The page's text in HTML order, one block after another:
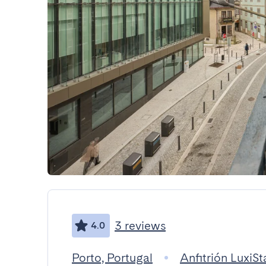
4.0 3 reviews
Porto, Portugal Anfitrión